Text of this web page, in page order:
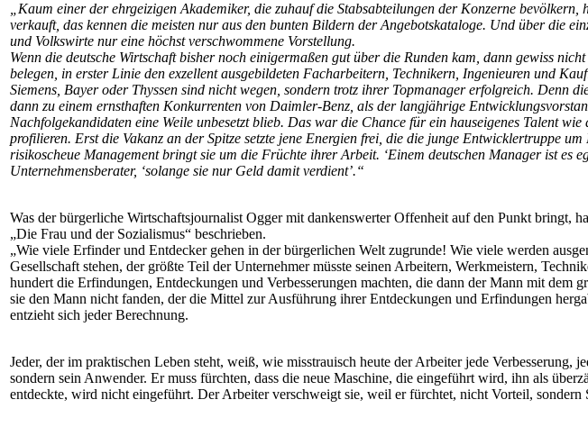
„Kaum einer der ehrgeizigen Akademiker, die zuhauf die Stabsabteilungen der Konzerne
verkauft, das kennen die meisten nur aus den bunten Bildern der Angebotskataloge. Und über die
und Volkswirte nur eine höchst verschwommene Vorstellung.
Wenn die deutsche Wirtschaft bisher noch einigermaßen gut über die Runden kam, dann gewiss
belegen, in erster Linie den exzellent ausgebildeten Facharbeitern, Technikern, Ingenieuren und
Siemens, Bayer oder Thyssen sind nicht wegen, sondern trotz ihrer Topmanager erfolgreich. Denn
dann zu einem ernsthaften Konkurrenten von Daimler-Benz, als der langjährige
Nachfolgekandidaten eine Weile unbesetzt blieb. Das war die Chance für ein hauseigenes Talent
profilieren. Erst die Vakanz an der Spitze setzte jene Energien frei, die die junge Entwicklertruppe
risikoscheue Management bringt sie um die Früchte ihrer Arbeit. ‘Einem deutschen Manager ist
Unternehmensberater, ‘solange sie nur Geld damit verdient’.“
Was der bürgerliche Wirtschaftsjournalist Ogger mit dankenswerter Offenheit auf den Punkt bringt,
„Die Frau und der Sozialismus“ beschrieben.
„Wie viele Erfinder und Entdecker gehen in der bürgerlichen Welt zugrunde! Wie viele werden
Gesellschaft stehen, der größte Teil der Unternehmer müsste seinen Arbeitern, Werkmeistern,
hundert die Erfindungen, Entdeckungen und Verbesserungen machten, die dann der Mann mit
sie den Mann nicht fanden, der die Mittel zur Ausführung ihrer Entdeckungen und Erfindungen
entzieht sich jeder Berechnung.
Jeder, der im praktischen Leben steht, weiß, wie misstrauisch heute der Arbeiter jede
sondern sein Anwender. Er muss fürchten, dass die neue Maschine, die eingeführt wird, ihn als
entdeckte, wird nicht eingeführt. Der Arbeiter verschweigt sie, weil er fürchtet, nicht Vorteil, sondern